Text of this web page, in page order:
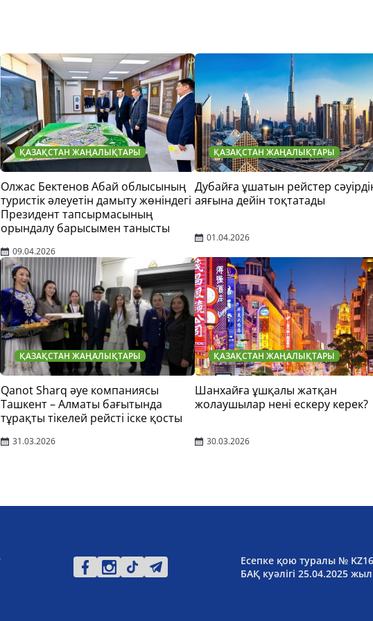
ҚАЗАҚСТАН ЖАҢАЛЫҚТАРЫ
Олжас Бектенов Абай облысының
туристік әлеуетін дамыту жөніндегі
Президент тапсырмасының
орындалу барысымен танысты
09.04.2026
ҚАЗАҚСТАН ЖАҢАЛЫҚТАРЫ
Дубайға ұшатын рейстер
аяғына дейін тоқтатады
01.04.2026
ҚАЗАҚСТАН ЖАҢАЛЫҚТАРЫ
Qanot Sharq әуе компаниясы
Ташкент – Алматы бағытында
тұрақты тікелей рейсті іске қосты
31.03.2026
ҚАЗАҚСТАН ЖАҢАЛЫҚТАРЫ
Шанхайға ұшқалы жатқан
жолаушылар нені ескеру керек?
30.03.2026
Есепке қою туралы №
БАҚ куәлігі 25.04.2025